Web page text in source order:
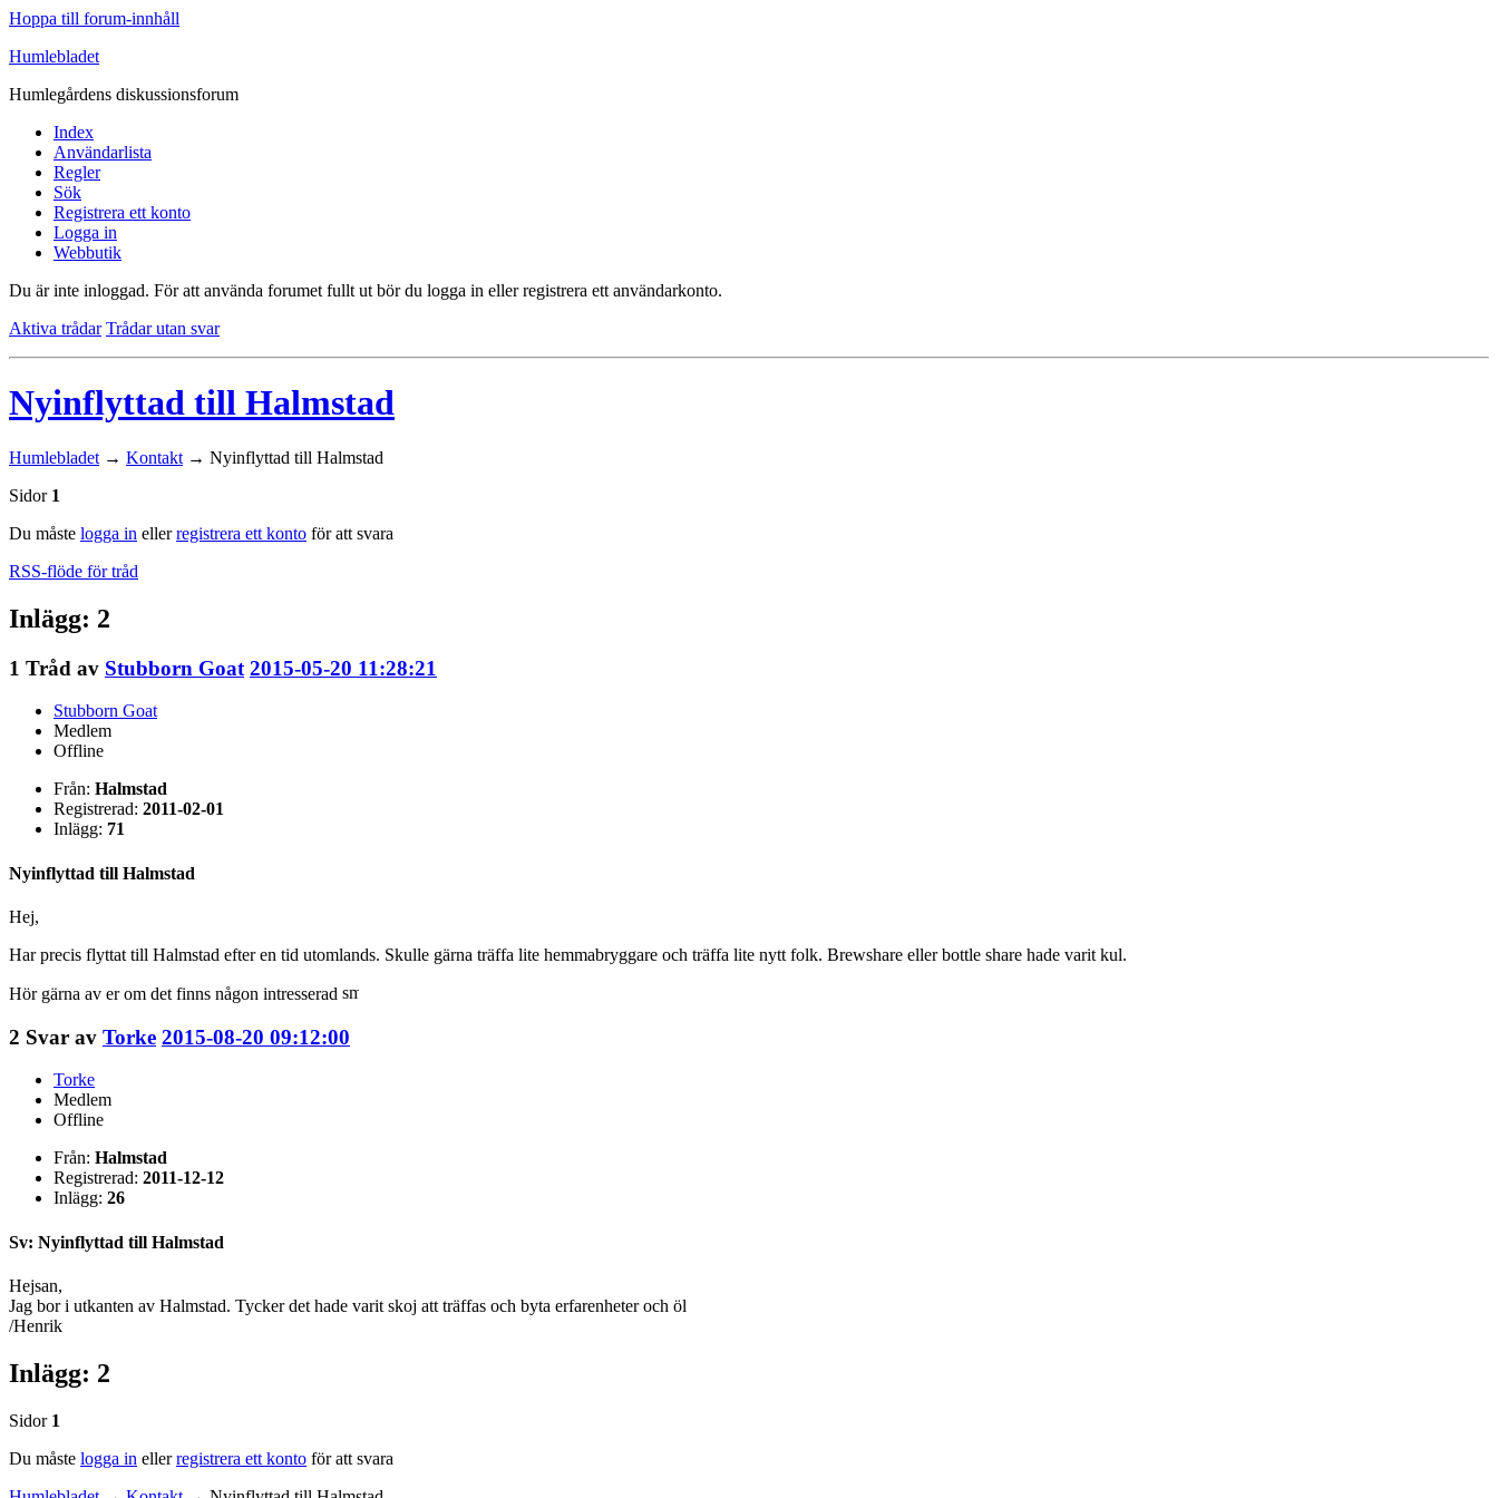
Hoppa till forum-innhåll
Humlebladet
Humlegårdens diskussionsforum
Index
Användarlista
Regler
Sök
Registrera ett konto
Logga in
Webbutik
Du är inte inloggad. För att använda forumet fullt ut bör du logga in eller registrera ett användarkonto.
Aktiva trådar Trådar utan svar
Nyinflyttad till Halmstad
Humlebladet → Kontakt → Nyinflyttad till Halmstad
Sidor 1
Du måste logga in ellerregistrera ett konto för att svara
RSS-flöde för tråd
Inlägg: 2
1 Tråd av Stubborn Goat 2015-05-20 11:28:21
Stubborn Goat
Medlem
Offline
Från: Halmstad
Registrerad: 2011-02-01
Inlägg: 71
Nyinflyttad till Halmstad
Hej,
Har precis flyttat till Halmstad efter en tid utomlands. Skulle gärna träffa lite hemmabryggare och träffa lite nytt folk. Brewshare eller bottle share hade varit kul.
Hör gärna av er om det finns någon intresserad
2 Svar av Torke 2015-08-20 09:12:00
Torke
Medlem
Offline
Från: Halmstad
Registrerad: 2011-12-12
Inlägg: 26
Sv: Nyinflyttad till Halmstad
Hejsan,
Jag bor i utkanten av Halmstad. Tycker det hade varit skoj att träffas och byta erfarenheter och öl
/Henrik
Inlägg: 2
Sidor 1
Du måste logga in ellerregistrera ett konto för att svara